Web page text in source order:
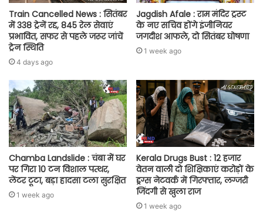
Train Cancelled News : सितंबर
में 338 ट्रेनें रद्द, 845 रेल सेवाएं
प्रभावित, सफर से पहले जरूर जांचें
ट्रेन स्थिति
4 days ago
Jagdish Afale : राम मंदिर ट्रस्ट
के नए सचिव होंगे इंजीनियर
जगदीश आफले, दो सितंबर घोषणा
1 week ago
Chamba Landslide : चंबा में घर
पर गिरा 10 टन विशाल पत्थर,
लेंटर टूटा, बड़ा हादसा टला सुरक्षित
1 week ago
Kerala Drugs Bust : 12 हजार
वेतन वाली दो शिक्षिकाएं करोड़ों के
ड्रग्स नेटवर्क में गिरफ्तार, लग्जरी
जिंदगी से खुला राज
1 week ago